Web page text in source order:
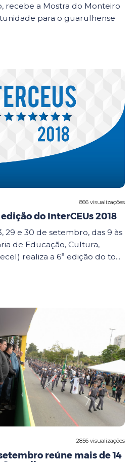
recebe a Mostra do Monteiro
para o guarulhense
866 visualizações
do InterCEUs 2018
29 e 30 de setembro, das 9 às
de Educação, Cultura,
realiza a 6ª edição do to...
2856 visualizações
reúne mais de 14